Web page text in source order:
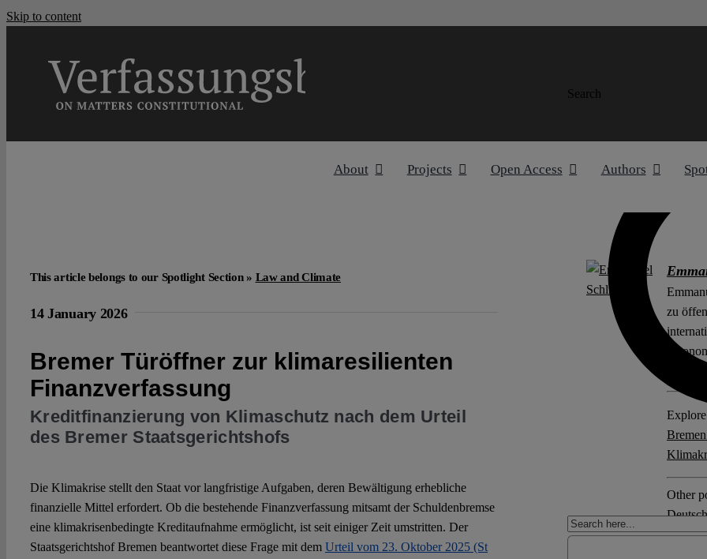
Skip to content
Search
About Projects Open Access Authors
This article belongs to our Spotlight Section » Law and Climate
14 January 2026
Bremer Türöffner zur klimaresilienten
Finanzverfassung
Kreditfinanzierung von Klimaschutz nach dem Urteil
des Bremer Staatsgerichtshofs
Die Klimakrise stellt den Staat vor langfristige Aufgaben, deren Bewältigung erhebliche
finanzielle Mittel erfordert. Ob die bestehende Finanzverfassung mitsamt der Schuldenbremse
eine klimakrisenbedingte Kreditaufnahme ermöglicht, ist seit einiger Zeit umstritten. Der
Staatsgerichtshof Bremen beantwortet diese Frage mit dem Urteil vom 23. Oktober 2025 (St
zu
Other